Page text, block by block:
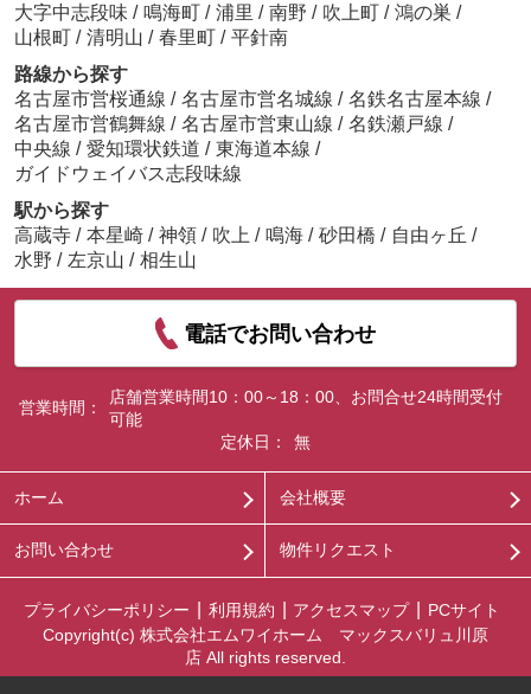
大字中志段味 / 鳴海町 / 浦里 / 南野 / 吹上町 / 鴻の巣 /
山根町 / 清明山 / 春里町 / 平針南
路線から探す
名古屋市営桜通線 / 名古屋市営名城線 / 名鉄名古屋本線 /
名古屋市営鶴舞線 / 名古屋市営東山線 / 名鉄瀬戸線 /
中央線 / 愛知環状鉄道 / 東海道本線 /
ガイドウェイバス志段味線
駅から探す
高蔵寺 / 本星崎 / 神領 / 吹上 / 鳴海 / 砂田橋 / 自由ヶ丘 /
水野 / 左京山 / 相生山
電話でお問い合わせ
営業時間：
店舗営業時間10：00～18：00、お問合せ24時間受付
可能
定休日：
無
ホーム 会社概要
お問い合わせ 物件リクエスト
プライバシーポリシー 利用規約 アクセスマップ
PCサイト
Copyright(c) 株式会社エムワイホーム マックスバリュ川原
店 All rights reserved.